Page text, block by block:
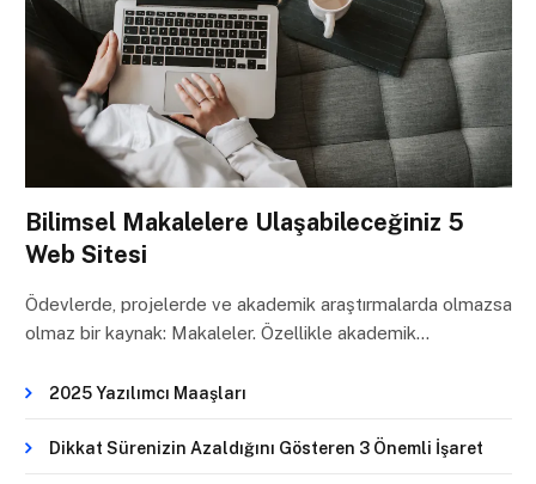
Bilimsel Makalelere Ulaşabileceğiniz 5
Web Sitesi
Ödevlerde, projelerde ve akademik araştırmalarda olmazsa
olmaz bir kaynak: Makaleler. Özellikle akademik…
2025 Yazılımcı Maaşları
Dikkat Sürenizin Azaldığını Gösteren 3 Önemli İşaret